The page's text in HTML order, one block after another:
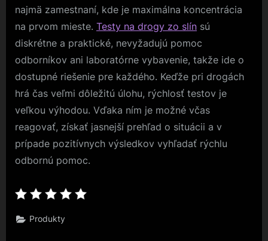
najmä zamestnaní, kde je maximálna koncentrácia
na prvom mieste. Testy na drogy zo slín sú
diskrétne a praktické, nevyžadujú pomoc
odborníkov ani laboratórne vybavenie, takže ide o
dostupné riešenie pre každého. Keďže pri drogách
hrá čas veľmi dôležitú úlohu, rýchlosť testov je
veľkou výhodou. Vďaka ním je možné včas
reagovať, získať jasnejší prehľad o situácii a v
prípade pozitívnych výsledkov vyhľadať rýchlu
odbornú pomoc.
Produkty